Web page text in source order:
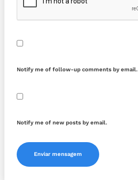
Notify me of follow-up comments by email.
Notify me of new posts by email.